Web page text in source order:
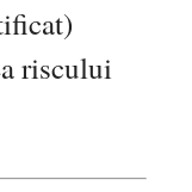
riscului